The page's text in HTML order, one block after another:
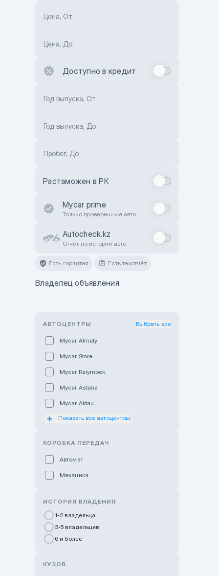
Цена, От
Цена, До
Доступно в кредит
Год выпуска, От
Год выпуска, До
Пробег, До
Растаможен в РК
Mycar prime
Только проверенные авто
Autocheck.kz
Отчет по истории авто
Есть гарантия Есть техотчёт
Владелец объявления
АВТОЦЕНТРЫ Выбрать все
Mycar Almaty
Mycar Store
Mycar Raiymbek
Mycar Astana
Mycar Aktau
Mycar Uralsk
GWM Nurly Zhol
Chery Astana
Показать все автоцентры
КОРОБКА ПЕРЕДАЧ
Автомат
Механика
ИСТОРИЯ ВЛАДЕНИЯ
1-2 владельца
3-5 владельцев
6 и более
КУЗОВ